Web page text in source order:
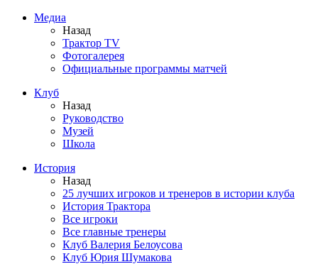
Медиа
Назад
Трактор TV
Фотогалерея
Официальные программы матчей
Клуб
Назад
Руководство
Музей
Школа
История
Назад
25 лучших игроков и тренеров в истории клуба
История Трактора
Все игроки
Все главные тренеры
Клуб Валерия Белоусова
Клуб Юрия Шумакова